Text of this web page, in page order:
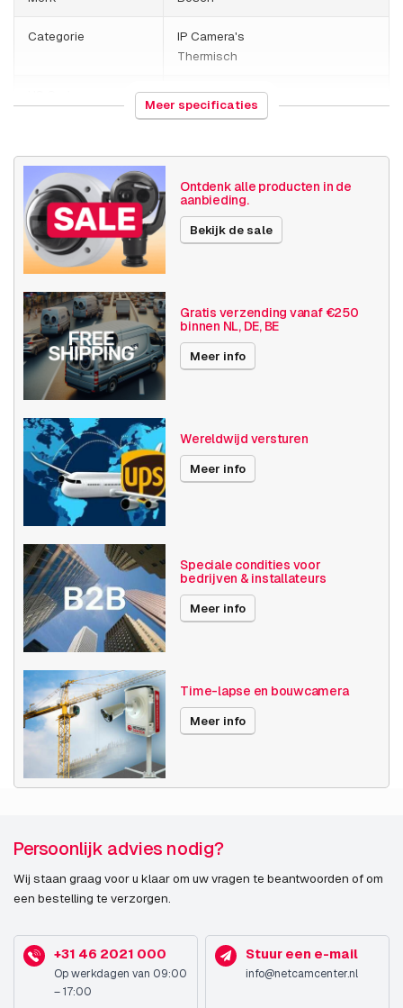
Categorie
IP Camera's
Thermisch
852589
Gewicht
Grootte (lxbxh) 490 x 290 x 250 millimeters
Camera
eigenschappen
Buiten camera
Basis functionaliteit
Dag en nacht
Invoer / uitvoer
Audio
SD opslag
Bosch Series NHT Thermische IP Camera's
Maximale Beeldhoek 31° -60°
Videocompressie
Publicatiedatum 08-12-2023
Meer specificaties
Ontdenk alle producten in de
aanbieding.
Bekijk de sale
Gratis verzending vanaf €250
binnen NL, DE, BE
Meer info
Wereldwijd versturen
Meer info
Speciale condities voor
bedrijven & installateurs
Meer info
Time-lapse en bouwcamera
Meer info
Persoonlijk advies nodig?
Wij staan graag voor u klaar om uw vragen te beantwoorden of om
een bestelling te verzorgen.
+31 46 2021 000
Op werkdagen van 09:00
– 17:00
Stuur een e-mail
info@netcamcenter.nl